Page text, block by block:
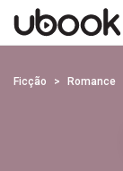
Ficção Romance